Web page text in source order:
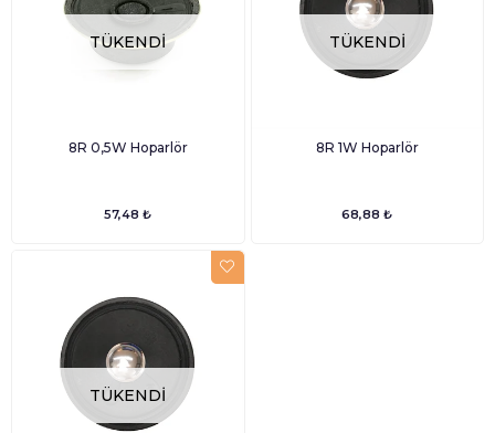
TÜKENDI
8R 0,5W Hoparlör
57,48 ₺
TÜKENDI
8R 1W Hoparlör
68,88 ₺
TÜKENDI